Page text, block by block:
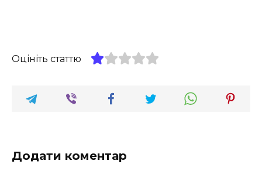
Оцініть статтю
Додати коментар